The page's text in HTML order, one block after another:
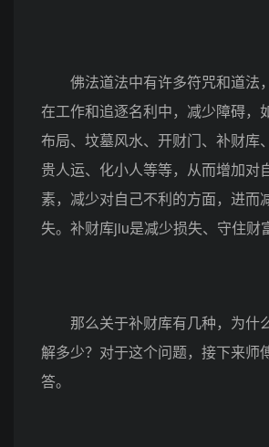
佛法道法中有许多符咒和道法
在工作和追逐名利中，减少障碍，
布局、坟墓风水、开财门、补财库
贵人运、化小人等等，从而增加对
素，减少对自己不利的方面，进而
失。补财库jiu是减少损失、守住财
那么关于补财库有几种，为什
解多少？对于这个问题，接下来师
答。